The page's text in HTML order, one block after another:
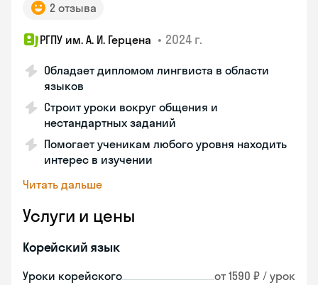
2 отзыва
РГПУ им. А. И. Герцена • 2024 г.
Обладает дипломом лингвиста в области
языков
Строит уроки вокруг общения и
нестандартных заданий
Помогает ученикам любого уровня находить
интерес в изучении
Читать дальше
Услуги и цены
Корейский язык
Уроки корейского от 1590 ₽ / урок